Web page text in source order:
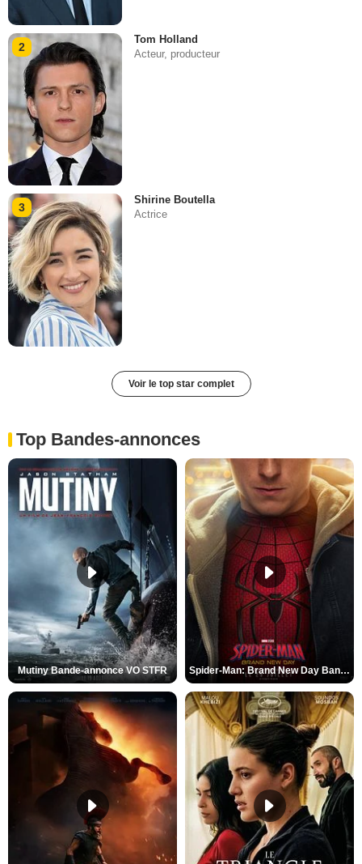
2
Tom Holland
Acteur, producteur
3
Shirine Boutella
Actrice
Voir le top star complet
Top Bandes-annonces
Mutiny Bande-annonce VO STFR Spider-Man: Brand New Day Bande-annonce VO STFR